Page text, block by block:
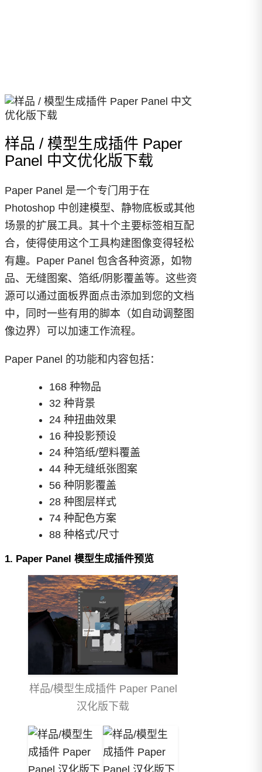
样品 / 模型生成插件 Paper
Panel 中文优化版下载
Paper Panel 是一个专门用于在
Photoshop 中创建模型、静物底板或其他
场景的扩展工具。其十个主要标签相互配
合，使得使用这个工具构建图像变得轻松
有趣。Paper Panel 包含各种资源，如物
品、无缝图案、箔纸/阴影覆盖等。这些资
源可以通过面板界面点击添加到您的文档
中，同时一些有用的脚本（如自动调整图
像边界）可以加速工作流程。
Paper Panel 的功能和内容包括：
168 种物品
32 种背景
24 种扭曲效果
16 种投影预设
24 种箔纸/塑料覆盖
44 种无缝纸张图案
56 种阴影覆盖
28 种图层样式
74 种配色方案
88 种格式/尺寸
1. Paper Panel 模型生成插件预览
样品/模型生成插件 Paper Panel
汉化版下载